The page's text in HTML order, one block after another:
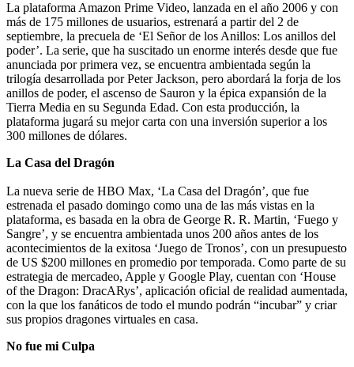
La plataforma Amazon Prime Video, lanzada en el año 2006 y con
más de 175 millones de usuarios, estrenará a partir del 2 de
septiembre, la precuela de ‘El Señor de los Anillos: Los anillos del
poder’. La serie, que ha suscitado un enorme interés desde que fue
anunciada por primera vez, se encuentra ambientada según la
trilogía desarrollada por Peter Jackson, pero abordará la forja de los
anillos de poder, el ascenso de Sauron y la épica expansión de la
Tierra Media en su Segunda Edad. Con esta producción, la
plataforma jugará su mejor carta con una inversión superior a los
300 millones de dólares.
La Casa del Dragón
La nueva serie de HBO Max, ‘La Casa del Dragón’, que fue
estrenada el pasado domingo como una de las más vistas en la
plataforma, es basada en la obra de George R. R. Martin, ‘Fuego y
Sangre’, y se encuentra ambientada unos 200 años antes de los
acontecimientos de la exitosa ‘Juego de Tronos’, con un presupuesto
de US $200 millones en promedio por temporada. Como parte de su
estrategia de mercadeo, Apple y Google Play, cuentan con ‘House
of the Dragon: DracARys’, aplicación oficial de realidad aumentada,
con la que los fanáticos de todo el mundo podrán “incubar” y criar
sus propios dragones virtuales en casa.
No fue mi Culpa